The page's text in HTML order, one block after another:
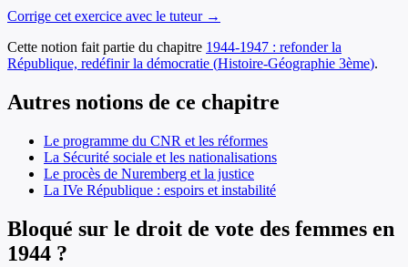
Corrige cet exercice avec le tuteur →
Cette notion fait partie du chapitre 1944-1947 : refonder la
République, redéfinir la démocratie (Histoire-Géographie 3ème).
Autres notions de ce chapitre
Le programme du CNR et les réformes
La Sécurité sociale et les nationalisations
Le procès de Nuremberg et la justice
La IVe République : espoirs et instabilité
Bloqué sur le droit de vote des femmes en
1944 ?